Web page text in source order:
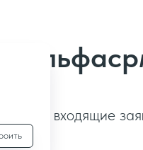
входящие